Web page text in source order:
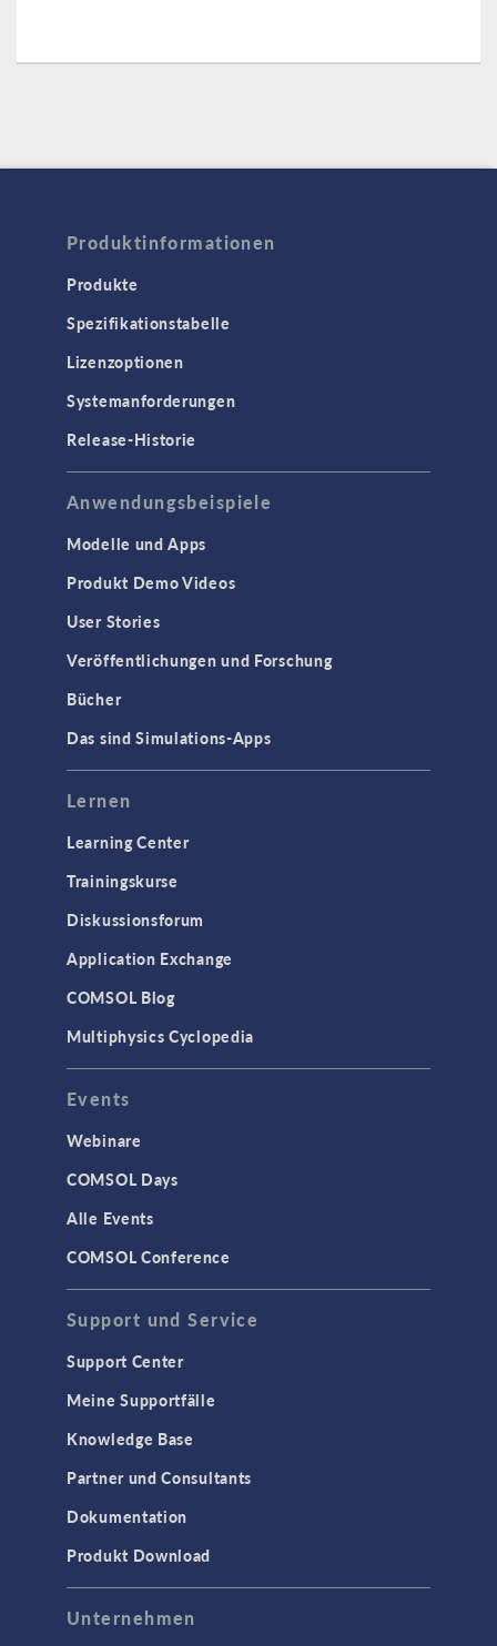
Produktinformationen
Produkte
Spezifikationstabelle
Lizenzoptionen
Systemanforderungen
Release-Historie
Anwendungsbeispiele
Modelle und Apps
Produkt Demo Videos
User Stories
Veröffentlichungen und Forschung
Bücher
Das sind Simulations-Apps
Lernen
Learning Center
Trainingskurse
Diskussionsforum
Application Exchange
COMSOL Blog
Multiphysics Cyclopedia
Events
Webinare
COMSOL Days
Alle Events
COMSOL Conference
Support und Service
Support Center
Meine Supportfälle
Knowledge Base
Partner und Consultants
Dokumentation
Produkt Download
Unternehmen